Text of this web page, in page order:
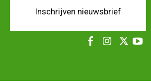
Inschrijven nieuwsbrief